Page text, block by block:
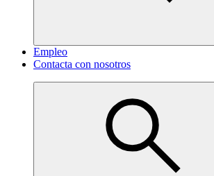
Empleo
Contacta con nosotros